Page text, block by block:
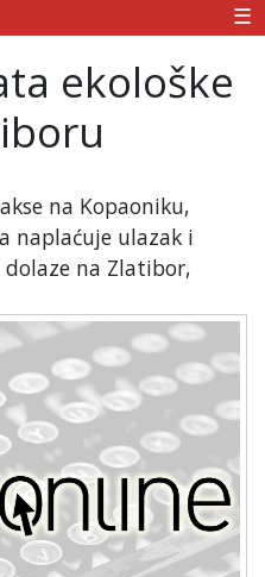
☰
ekološke
na Kopaoniku,
naplaćuje ulazak i
na Zlatibor,